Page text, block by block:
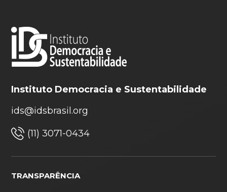
Instituto Democracia e Sustentabilidade
ids@idsbrasil.org
(11) 3071-0434
TRANSPARÊNCIA